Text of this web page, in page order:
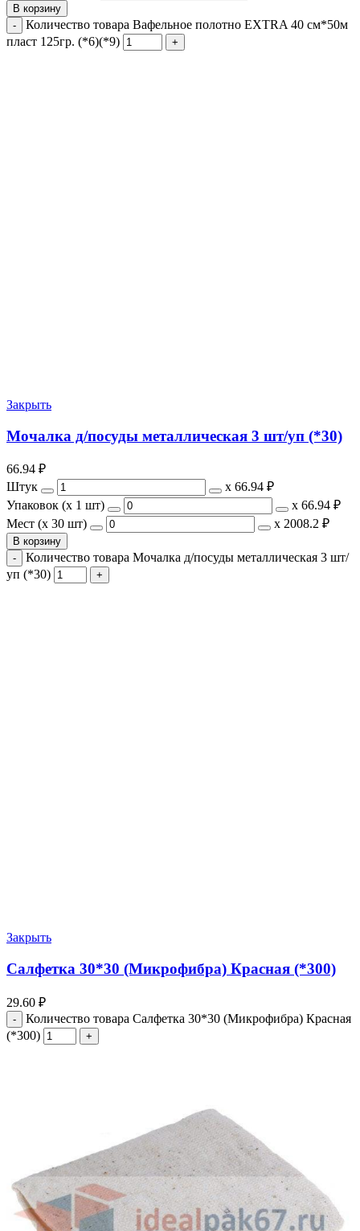
В корзину
Количество товара Вафельное полотно EXTRA 40 см*50м
пласт 125гр. (*6)(*9)
Закрыть
Мочалка д/посуды металлическая 3 шт/уп (*30)
66.94 ₽
Штук
х 66.94 ₽
Упаковок (x 1 шт)
х 66.94 ₽
Мест (x 30 шт)
х 2008.2 ₽
В корзину
Количество товара Мочалка д/посуды металлическая 3 шт/
уп (*30)
Закрыть
Салфетка 30*30 (Микрофибра) Красная (*300)
29.60 ₽
Количество товара Салфетка 30*30 (Микрофибра) Красная
(*300)